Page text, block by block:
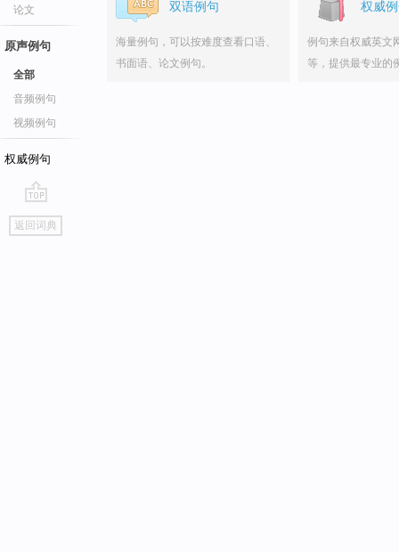
论文
原声例句
全部
音频例句
视频例句
权威例句
go
top
返回词典
双语例句
海量例句，可以按难度查看口语、
书面语、论文例句。
权威
例句来自权威英文
等，提供最专业的